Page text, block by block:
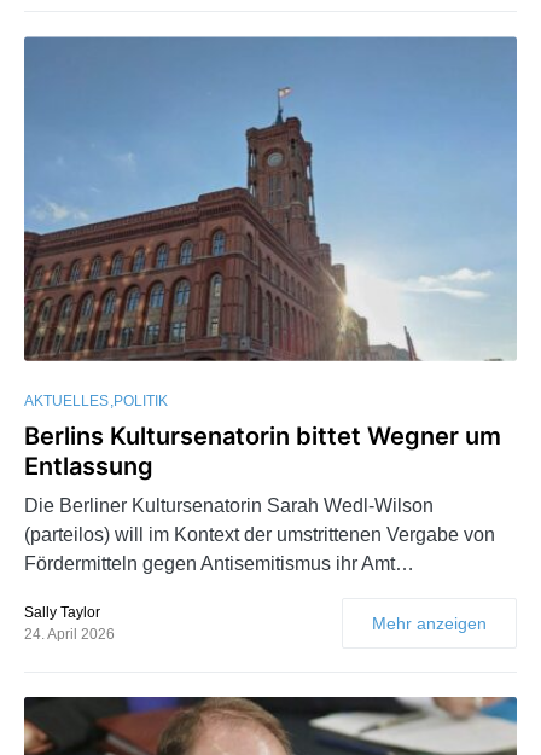
AKTUELLES POLITIK
Berlins Kultursenatorin bittet Wegner um
Entlassung
Die Berliner Kultursenatorin Sarah Wedl-Wilson
(parteilos) will im Kontext der umstrittenen Vergabe von
Fördermitteln gegen Antisemitismus ihr Amt…
Sally Taylor
24. April 2026
Mehr anzeigen